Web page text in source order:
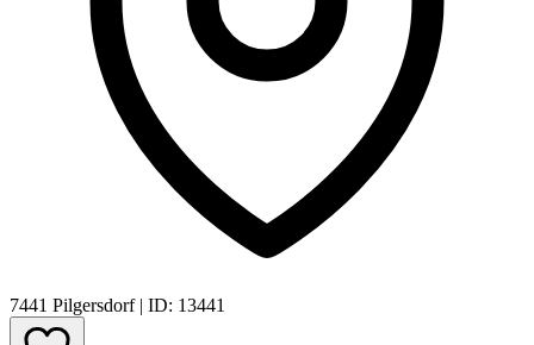
7441 Pilgersdorf | ID: 13441